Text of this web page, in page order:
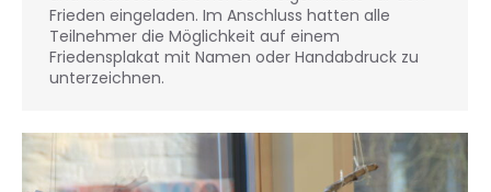
Frieden eingeladen. Im Anschluss hatten alle
Teilnehmer die Möglichkeit auf einem
Friedensplakat mit Namen oder Handabdruck zu
unterzeichnen.